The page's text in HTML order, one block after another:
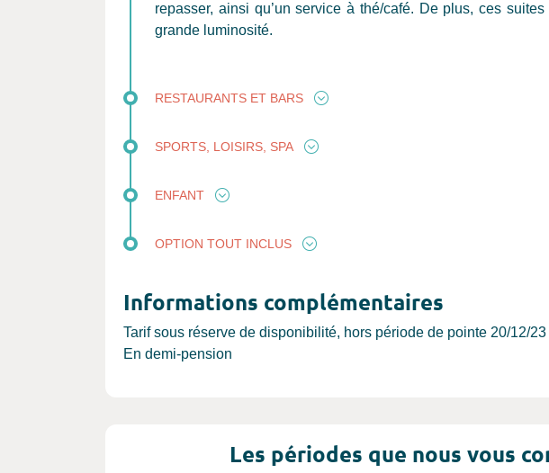
repasser, ainsi qu’un service à thé/café. De plus, ces
grande luminosité.
RESTAURANTS ET BARS
SPORTS, LOISIRS, SPA
ENFANT
OPTION TOUT INCLUS
Informations complémentaires
Tarif sous réserve de disponibilité, hors période de pointe 20/12/
En demi-pension
Les périodes que nous vous